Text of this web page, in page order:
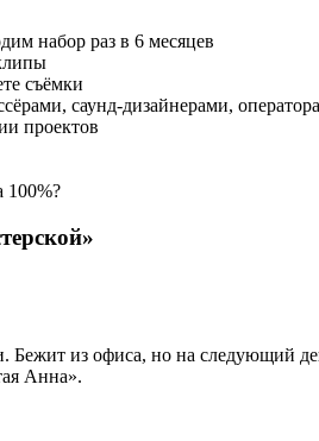
набор раз в 6 месяцев
съёмки
саунд-дизайнерами,
проектов
100%?
из офиса, но на следующий
Анна».